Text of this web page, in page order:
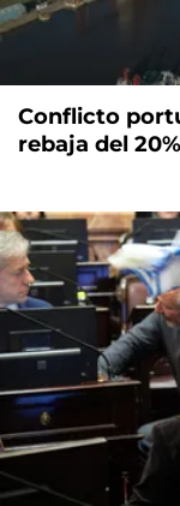
Conflicto
rebaja del